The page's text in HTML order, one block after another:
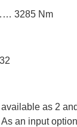
3285 Nm
as 2
an input